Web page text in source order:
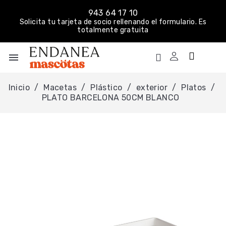
943 64 17 10
Solicita tu tarjeta de socio rellenando el formulario. Es
totalmente gratuita
menu
Inicio Macetas Plástico exterior
Platos
PLATO BARCELONA 50CM BLANCO